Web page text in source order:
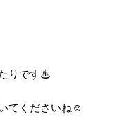
りです♨︎
てくださいね☺️